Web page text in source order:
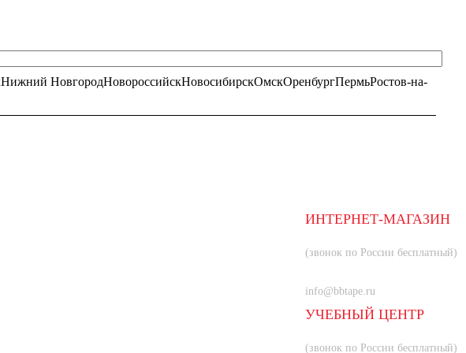
Нижний НовгородНовороссийскНовосибирскОмскОренбургПермьРостов-на-
ИНТЕРНЕТ-МАГАЗИН
(звонок по России бесплатный)
info@bbtape.ru
УЧЕБНЫЙ ЦЕНТР
(звонок по России бесплатный)